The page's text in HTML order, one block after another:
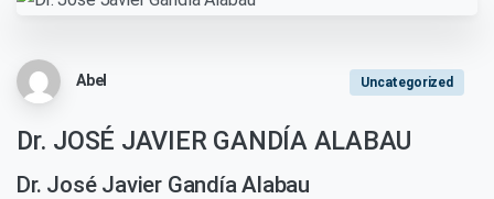
Abel Uncategorized
Dr. JOSÉ JAVIER GANDÍA ALABAU
Dr. José Javier Gandía Alabau